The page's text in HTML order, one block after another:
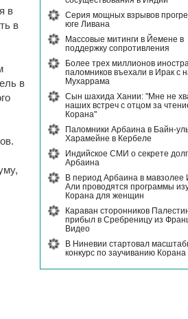
в
в
в
Серия мощных взрывов
юге Ливана
Массовые митинги в Йемене в
поддержку сопротивления
Более трех миллионов
паломников въехали в Ирак с
Мухаррама
Сын шахида Хании: "Мне не
наших встреч с отцом за
Корана"
Паломники Арбаина в Байн-
Харамейне в Кербеле
Индийское СМИ о секрете
Арбаина
В период Арбаина в мавзолее
Али проводятся программы
Корана для женщин
Караван сторонников
прибыл в Сребреницу из
Видео
В Ниневии стартовал
конкурс по заучиванию Корана